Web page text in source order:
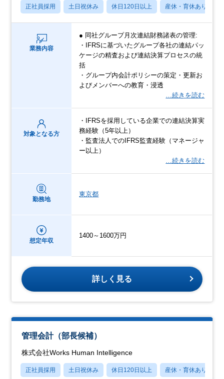
正社員採用 土日祝休み 休日120日以上 産休・育休あり
業務内容
● 同社グループ月次連結財務諸表の管理:
・IFRSに基づいたグループ各社の連結パッ
ケージの精査および連結決算プロセスの統
括
・グループ内会計ポリシーの策定・更新お
よびメンバーへの教育・浸透
…続きを読む
対象となる方
・IFRSを採用している企業での連結決算実
務経験（5年以上）
・監査法人でのIFRS監査経験（マネージャ
ー以上）
…続きを読む
勤務地
東京都
想定年収
1400～1600万円
詳しく見る
管理会計（部長候補）
株式会社Works Human Intelligence
正社員採用 土日祝休み 休日120日以上 産休・育休あり